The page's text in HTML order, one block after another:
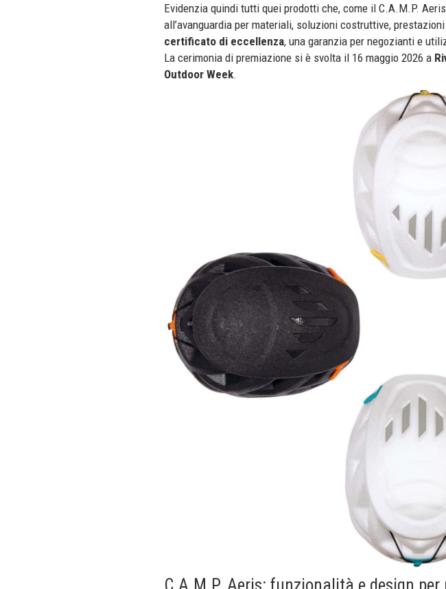
Evidenzia quindi tutti quei prodotti che, come il C.A.M.P.
all’avanguardia per materiali, soluzioni costruttive,
certificato di eccellenza, una garanzia per negozianti e
La cerimonia di premiazione si è svolta il 16 maggio 2026 a
Outdoor Week.
C.A.M.P. Aeris: funzionalità e design